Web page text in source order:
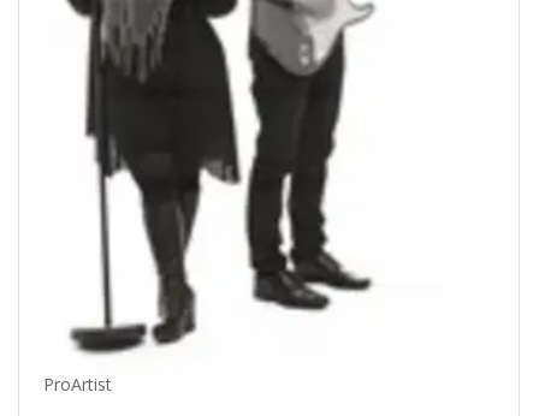
ProArtist